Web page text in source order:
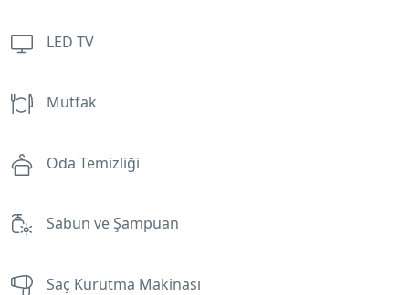
LED TV
Mutfak
Oda Temizliği
Sabun ve Şampuan
Saç Kurutma Makinası